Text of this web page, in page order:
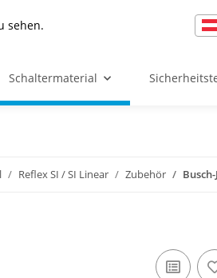
sehen.
Schaltermaterial
Reflex SI / SI Linear Zubehör